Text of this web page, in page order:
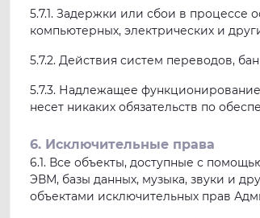
5.7.1. Задержки или сбои в
компьютерных, электрических и
5.7.2. Действия систем переводов,
5.7.3. Надлежащее функционирование
несет никаких обязательств по
6. Исключительные права
6.1. Все объекты, доступные с
ЭВМ, базы данных, музыка, звуки и
объектами исключительных прав